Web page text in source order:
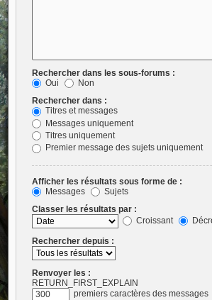
Rechercher dans les sous-forums :
Oui
Non
Rechercher dans :
Titres et messages
Messages uniquement
Titres uniquement
Premier message des sujets uniquement
Afficher les résultats sous forme de :
Messages
Sujets
Classer les résultats par :
Croissant
Rechercher depuis :
Renvoyer les :
RETURN_FIRST_EXPLAIN
premiers caractères des messages